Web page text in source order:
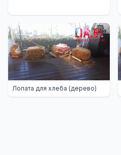
Лопата для хлеба (дерево)